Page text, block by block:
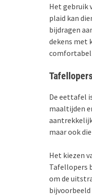
Het gebruik
plaid kan
bijdragen
dekens met
comfortabel
De eettafel
maaltijden
maar ook
Het kiezen
Tafellopers
om de